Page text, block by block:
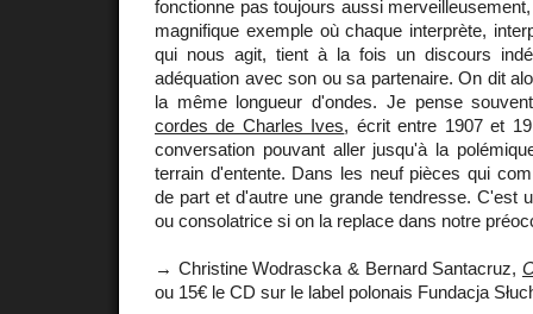
fonctionne pas toujours aussi
magnifique exemple où chaque interprète,
qui nous agit, tient à la fois un discours
adéquation avec son ou sa partenaire. On dit
la même longueur d'ondes. Je pense
cordes de Charles Ives, écrit entre 1907 et
conversation pouvant aller jusqu'à la
terrain d'entente. Dans les neuf pièces qui
de part et d'autre une grande tendresse. C'est
ou consolatrice si on la replace dans notre
→ Christine Wodrascka & Bernard Santacruz,
ou 15€ le CD sur le label polonais Fundacja